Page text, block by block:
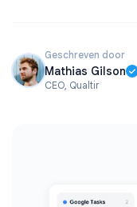
Geschreven door
Mathias Gilson
CEO, Qualtir